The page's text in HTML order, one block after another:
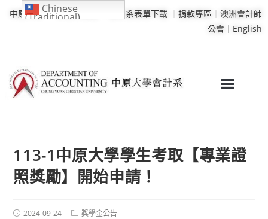
中原大學｜學校行事曆 會計系表單下載 ｜ 捐款專區 ｜ 澳洲會計師
公會｜ English
113-1中原大學學生考取【專業證
照獎勵】開始申請！
2024-09-24 獎學金公告
Chinese
(Traditional)